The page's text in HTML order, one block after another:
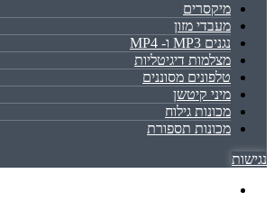
מיקסרים
מעבדי מזון
נגנים MP3 ו- MP4
מצלמות דיגיטליות
טלפונים מסוננים
מיני קיטשן
מכונות גילוח
מכונות תספורת
נגישות